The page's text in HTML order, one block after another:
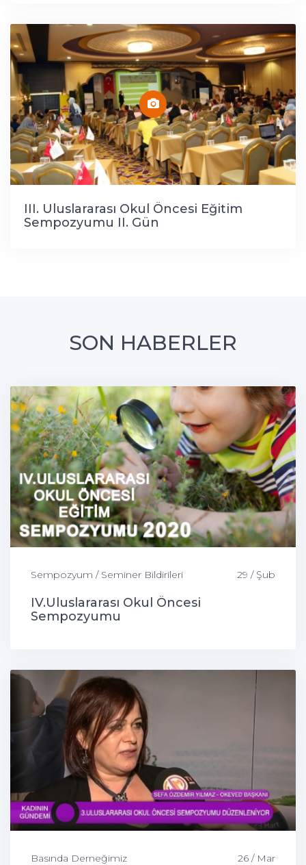
III. Uluslararası Okul Öncesi Eğitim
Sempozyumu II. Gün
SON HABERLER
Sempozyum / Seminer Bildirileri 29 / Şub
IV.Uluslararası Okul Öncesi
Sempozyumu
Basında Derneğimiz 26 / Mar